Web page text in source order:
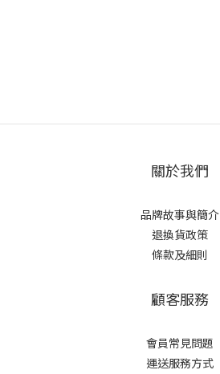
關於我們
品牌故事與簡介
退換貨政策
條款及細則
顧客服務
會員常見問題
運送服務方式